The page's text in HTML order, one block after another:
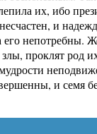
их, ибо
и
его непотребны.
проклят род
и семя